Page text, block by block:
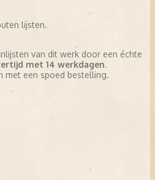
lijsten.
van dit werk door een échte
met 14 werkdagen.
met een spoed bestelling.